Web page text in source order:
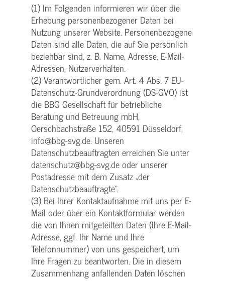
(1) Im Folgenden informieren wir über die
Erhebung personenbezogener Daten bei
Nutzung unserer Website. Personenbezogene
Daten sind alle Daten, die auf Sie persönlich
beziehbar sind, z. B. Name, Adresse, E-Mail-
Adressen, Nutzerverhalten.
(2) Verantwortlicher gem. Art. 4 Abs. 7 EU-
Datenschutz-Grundverordnung (DS-GVO) ist
die BBG Gesellschaft für betriebliche
Beratung und Betreuung mbH,
Oerschbachstraße 152, 40591 Düsseldorf,
info@bbg-svg.de. Unseren
Datenschutzbeauftragten erreichen Sie unter
datenschutz@bbg-svg.de oder unserer
Postadresse mit dem Zusatz „der
Datenschutzbeauftragte“.
(3) Bei Ihrer Kontaktaufnahme mit uns per E-
Mail oder über ein Kontaktformular werden
die von Ihnen mitgeteilten Daten (Ihre E-Mail-
Adresse, ggf. Ihr Name und Ihre
Telefonnummer) von uns gespeichert, um
Ihre Fragen zu beantworten. Die in diesem
Zusammenhang anfallenden Daten löschen